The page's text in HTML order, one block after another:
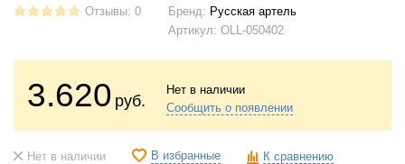
Отзывы: 0 Бренд: Русская артель
Артикул: OLL-050402
3.620 руб.
Нет в наличии
Сообщить о появлении
Нет в наличии В избранные К сравнению